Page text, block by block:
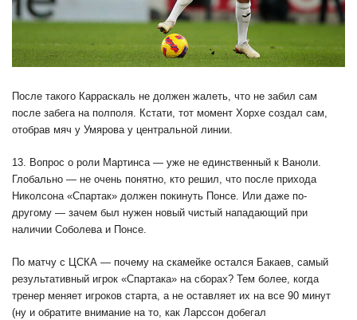
После такого Карраскаль не должен жалеть, что не забил сам
после забега на полполя. Кстати, тот момент Хорхе создал сам,
отобрав мяч у Умярова у центральной линии.
13. Вопрос о роли Мартинса — уже не единственный к Ваноли.
Глобально — не очень понятно, кто решил, что после прихода
Николсона «Спартак» должен покинуть Понсе. Или даже по-
другому — зачем был нужен новый чистый нападающий при
наличии Соболева и Понсе.
По матчу с ЦСКА — почему на скамейке остался Бакаев, самый
результативный игрок «Спартака» на сборах? Тем более, когда
тренер меняет игроков старта, а не оставляет их на все 90 минут
(ну и обратите внимание на то, как Ларссон добегал